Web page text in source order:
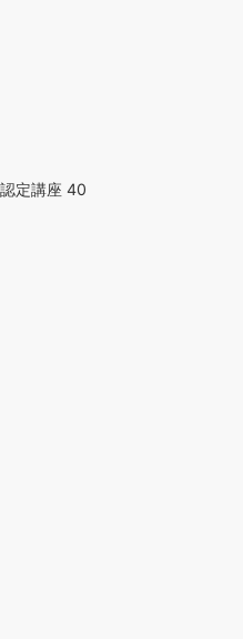
定講座 40